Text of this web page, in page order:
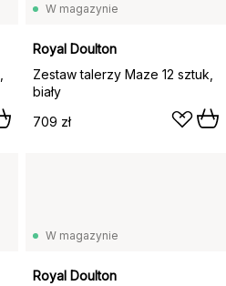
W magazynie
Royal Doulton
Zestaw talerzy Maze 12 sztuk,
biały
709 zł
W magazynie
Royal Doulton